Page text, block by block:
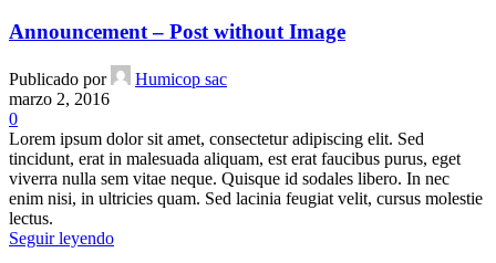
Announcement – Post without Image
Publicado por
Humicop sac
marzo 2, 2016
0
Lorem ipsum dolor sit amet, consectetur adipiscing elit. Sed
tincidunt, erat in malesuada aliquam, est erat faucibus purus, eget
viverra nulla sem vitae neque. Quisque id sodales libero. In nec
enim nisi, in ultricies quam. Sed lacinia feugiat velit, cursus molestie
lectus.
Seguir leyendo